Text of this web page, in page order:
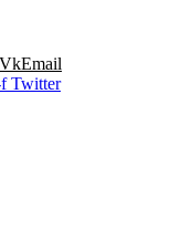
VkEmail
Twitter